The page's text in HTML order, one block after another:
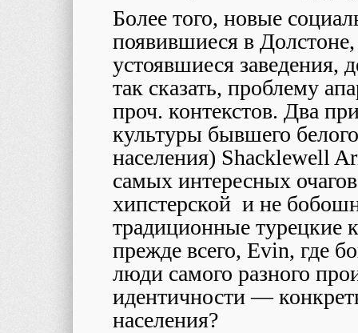
Более того, новые
появившиеся в
устоявшиеся
так сказать, проблему
проч. контекстов. Два
культуры бывшего
населения) Shacklewell
самых интересных
хипстерской и не
традиционные турецкие
прежде всего, Evin, где
люди самого разного
идентичности —
населения?